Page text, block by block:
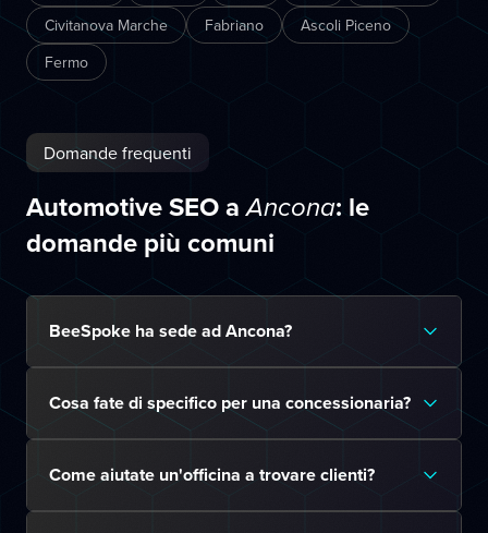
Civitanova Marche
Fabriano
Ascoli Piceno
Fermo
Domande frequenti
Automotive SEO aAncona: le
domande più comuni
BeeSpoke ha sede ad Ancona?
Cosa fate di specifico per una concessionaria?
Come aiutate un'officina a trovare clienti?